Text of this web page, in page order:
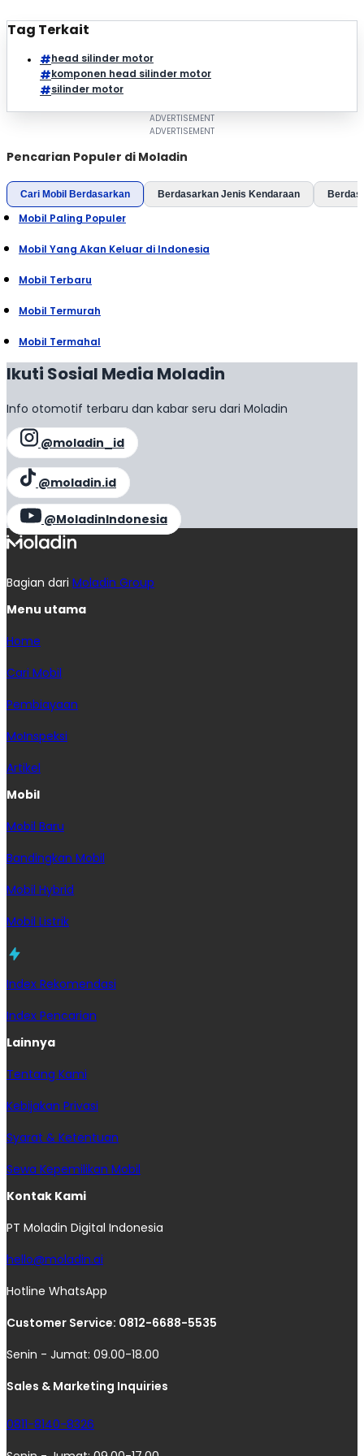
Tag Terkait
head silinder motor
komponen head silinder motor
silinder motor
Pencarian Populer di Moladin
Cari Mobil Berdasarkan Berdasarkan Jenis Kendaraan
Mobil Paling Populer
Mobil Yang Akan Keluar di Indonesia
Mobil Terbaru
Mobil Termurah
Mobil Termahal
Ikuti Sosial Media Moladin
Info otomotif terbaru dan kabar seru dari Moladin
@moladin_id
@moladin.id
@MoladinIndonesia
Bagian dari Moladin Group
Menu utama
Home
Cari Mobil
Pembiayaan
MoInspeksi
Artikel
Mobil
Mobil Baru
Bandingkan Mobil
Mobil Hybrid
Mobil Listrik
Index Rekomendasi
Index Pencarian
Lainnya
Tentang Kami
Kebijakan Privasi
Syarat & Ketentuan
Sewa Kepemilikan Mobil
Kontak Kami
PT Moladin Digital Indonesia
hello@moladin.ai
Hotline WhatsApp
Customer Service: 0812-6688-5535
Senin - Jumat: 09.00-18.00
Sales & Marketing Inquiries
0811-8140-8326